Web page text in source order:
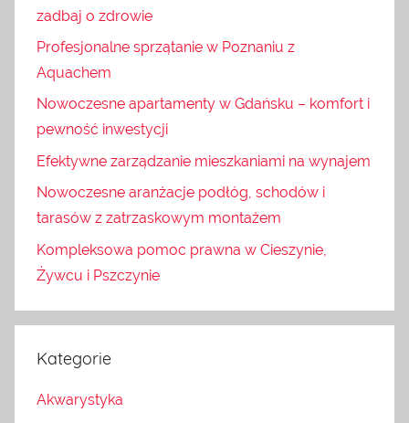
zadbaj o zdrowie
Profesjonalne sprzątanie w Poznaniu z
Aquachem
Nowoczesne apartamenty w Gdańsku – komfort i
pewność inwestycji
Efektywne zarządzanie mieszkaniami na wynajem
Nowoczesne aranżacje podłóg, schodów i
tarasów z zatrzaskowym montażem
Kompleksowa pomoc prawna w Cieszynie,
Żywcu i Pszczynie
Kategorie
Akwarystyka